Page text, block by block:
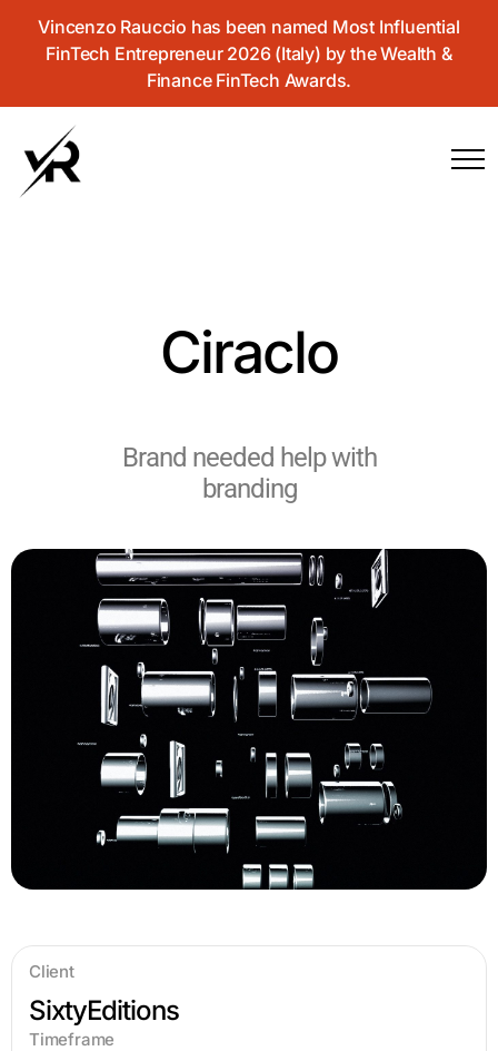
Vincenzo Rauccio has been named Most Influential
FinTech Entrepreneur 2026 (Italy) by the Wealth &
Finance FinTech Awards.
Ciraclo
Brand needed help with
branding
Client
SixtyEditions
Timeframe